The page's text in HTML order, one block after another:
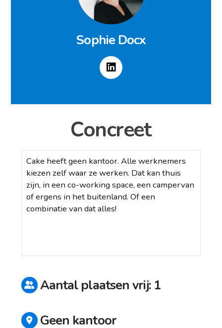
Sophie Docx
Concreet
Cake heeft geen kantoor. Alle werknemers
kiezen zelf waar ze werken. Dat kan thuis
zijn, in een co-working space, een campervan
of ergens in het buitenland. Of een
combinatie van dat alles!
Aantal plaatsen vrij: 1
Geen kantoor